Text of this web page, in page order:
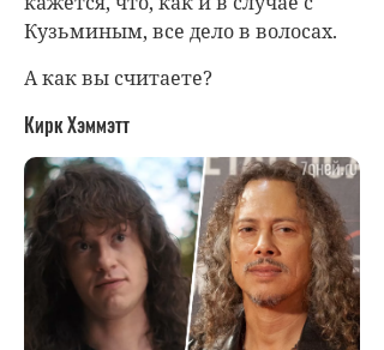
Кузьминым, все дело в волосах.
А как вы считаете?
Кирк Хэммэтт